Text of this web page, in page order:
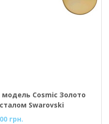
модель Cosmic Золото
Swarovski
грн.